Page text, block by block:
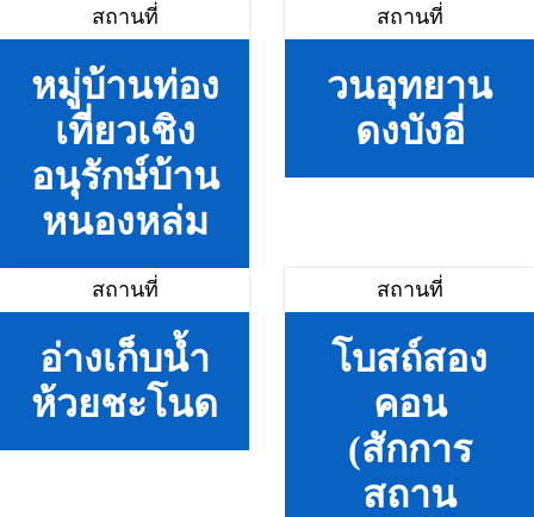
สถานที่
หมู่บ้านท่อง
เที่ยวเชิง
อนุรักษ์บ้าน
หนองหล่ม
สถานที่
วนอุทยาน
ดงบังอี่
สถานที่
อ่างเก็บน้ำ
ห้วยชะโนด
สถานที่
โบสถ์สอง
คอน
(สักการ
สถาน